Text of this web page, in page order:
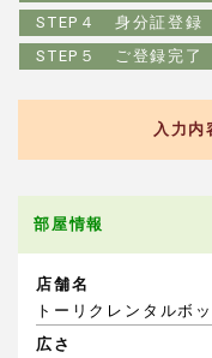
STEP４ 身分証登録
STEP５ ご登録完了
入力内
部屋情報
店舗名
トーリクレンタルボ
広さ